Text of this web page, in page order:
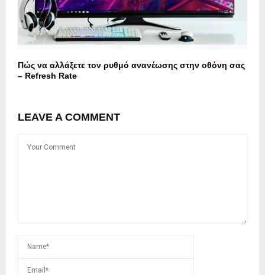
Πώς να αλλάξετε τον ρυθμό ανανέωσης στην οθόνη σας
– Refresh Rate
LEAVE A COMMENT